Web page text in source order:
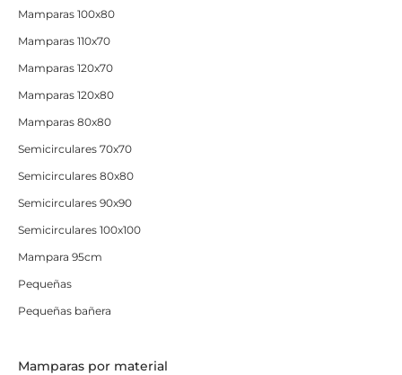
Mamparas 100x80
Mamparas 110x70
Mamparas 120x70
Mamparas 120x80
Mamparas 80x80
Semicirculares 70x70
Semicirculares 80x80
Semicirculares 90x90
Semicirculares 100x100
Mampara 95cm
Pequeñas
Pequeñas bañera
Mamparas por material